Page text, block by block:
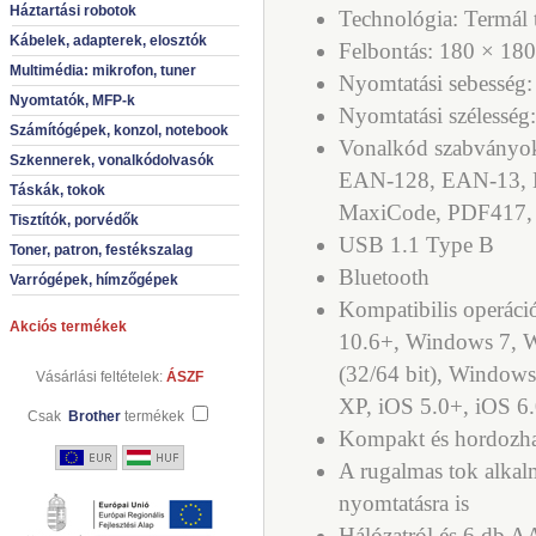
Háztartási robotok
Kábelek, adapterek, elosztók
Multimédia: mikrofon, tuner
Nyomtatók, MFP-k
Számítógépek, konzol, notebook
Szkennerek, vonalkódolvasók
Táskák, tokok
Tisztítók, porvédők
Toner, patron, festékszalag
Varrógépek, hímzőgépek
Akciós termékek
Vásárlási feltételek: ÁSZF
Csak Brother termékek
Technológia: Termál
Felbontás: 180 ×
Nyomtatási
Nyomtatási
Vonalkód
EAN-128, EAN-13,
MaxiCode,
USB 1.1 Type B
Bluetooth
Kompatibilis
10.6+, Windows 7,
(32/64 bit),
XP, iOS 5.0+, iOS
Kompakt és
A rugalmas tok
nyomtatásra is